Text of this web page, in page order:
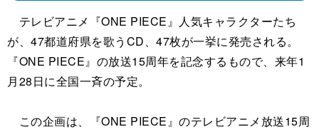
テレビアニメ『ONE PIECE』人気キャラクターたち
が、47都道府県を歌うCD、47枚が一挙に発売される。
『ONE PIECE』の放送15周年を記念するもので、来年1
月28日に全国一斉の予定。
この企画は、『ONE PIECE』のテレビアニメ放送15周